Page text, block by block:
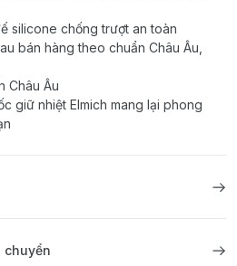
silicone chống trượt an toàn
bán hàng theo chuẩn Châu Âu,
Châu Âu
giữ nhiệt Elmich mang lại phong
chuyển